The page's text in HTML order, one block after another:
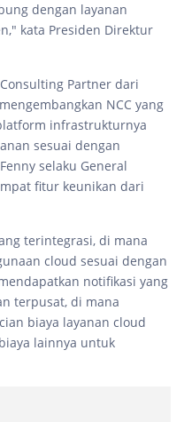
dengan layanan
kata Presiden Direktur
Partner dari
NCC yang
infrastrukturnya
sesuai dengan
selaku General
fitur keunikan dari
terintegrasi, di mana
cloud sesuai dengan
notifikasi yang
terpusat, di mana
biaya layanan cloud
lainnya untuk